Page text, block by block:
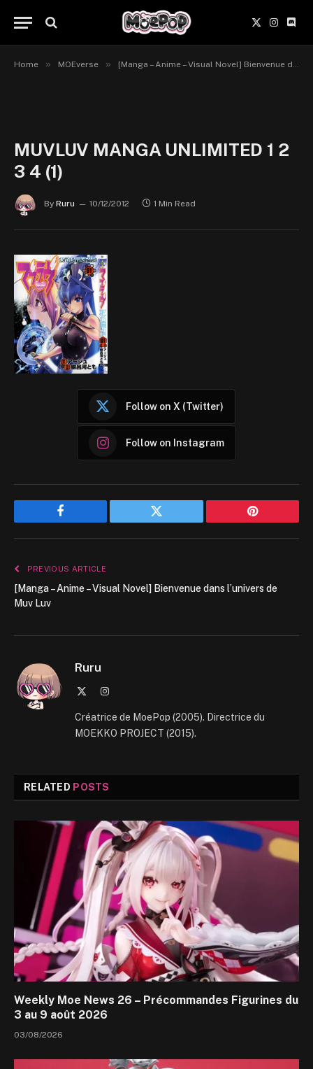
X
(Twitter)
Home » MOEverse » [Manga – Anime – Visual Novel] Bienvenue dans l’univers de Muv Luv
MUVLUV MANGA UNLIMITED 1 2
3 4 (1)
By Ruru 10/12/2012 1 Min Read
Follow on X (Twitter)
Follow on Instagram
Facebook Twitter Pinterest
PREVIOUS ARTICLE
[Manga – Anime – Visual Novel] Bienvenue dans l’univers de
Muv Luv
Ruru
Instagram
Créatrice de MoePop (2005). Directrice du
MOEKKO PROJECT (2015).
RELATED POSTS
Weekly Moe News 26 – Précommandes Figurines du
3 au 9 août 2026
03/08/2026